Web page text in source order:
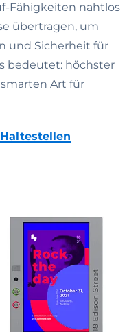
Fähigkeiten nahtlos
übertragen, um
und Sicherheit für
bedeutet: höchster
Art für